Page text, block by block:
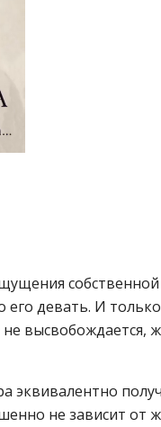
его девать. И
высвобождается,
эквивалентно
не зависит от